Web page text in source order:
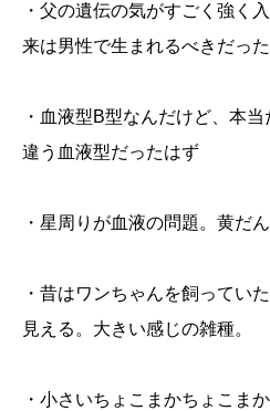
・父の遺伝の気がすごく強く
来は男性で生まれるべきだった
・血液型B型なんだけど、本
違う血液型だったはず
・星周りが血液の問題。黄だ
・昔はワンちゃんを飼ってい
見える。大きい感じの雑種。
・小さいちょこまかちょこま